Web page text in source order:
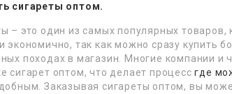
сигареты оптом.
– это один из самых популярных
экономично, так как можно сразу купить
походах в магазин. Многие компании и
сигарет оптом, что делает процессгде
Заказывая сигареты оптом, вы